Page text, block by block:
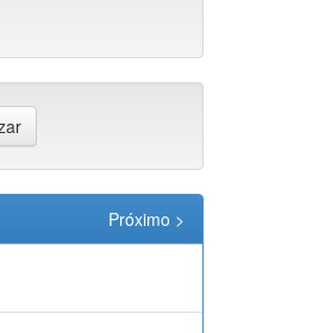
Próximo >